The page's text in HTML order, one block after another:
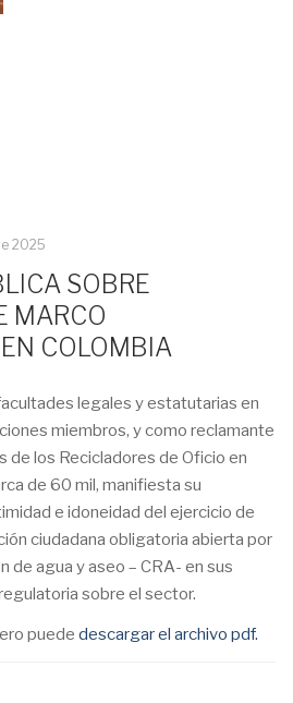
2025
SOBRE
MARCO
COLOMBIA
legales y estatutarias en
miembros, y como reclamante
de los Recicladores de Oficio en
de 60 mil, manifiesta su
e idoneidad del ejercicio de
ciudadana obligatoria abierta por
de agua y aseo – CRA- en sus
sobre el sector.
puede descargar el archivo pdf.